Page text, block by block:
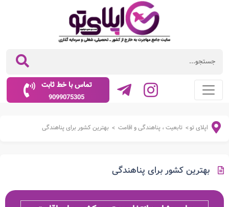
تماس با خط ثابت
9099075305
اپلای تو> تابعیت ، پناهندگی و اقامت > بهترین کشور برای پناهندگی
بهترین کشور برای پناهندگی